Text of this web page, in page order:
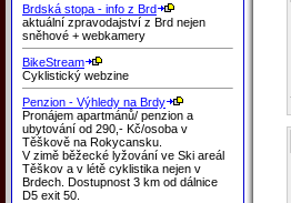
Brdská stopa - info z Brd
aktuální zpravodajství z Brd nejen
sněhové + webkamery
BikeStream
Cyklistický webzine
Penzion - Výhledy na Brdy
Pronájem apartmánů/ penzion a
ubytování od 290,- Kč/osoba v
Těškově na Rokycansku.
V zimě běžecké lyžování ve Ski areál
Těškov a v létě cyklistika nejen v
Brdech. Dostupnost 3 km od dálnice
D5 exit 50.